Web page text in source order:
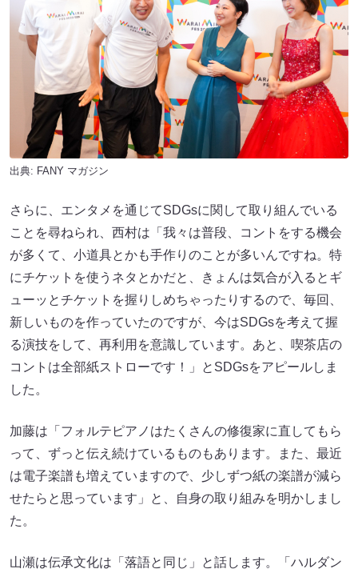
出典: FANY マガジン
さらに、エンタメを通じてSDGsに関して取り組んでいる
ことを尋ねられ、西村は「我々は普段、コントをする機会
が多くて、小道具とかも手作りのことが多いんですね。特
にチケットを使うネタとかだと、きょんは気合が入るとギ
ューッとチケットを握りしめちゃったりするので、毎回、
新しいものを作っていたのですが、今はSDGsを考えて握
る演技をして、再利用を意識しています。あと、喫茶店の
コントは全部紙ストローです！」とSDGsをアピールしま
した。
加藤は「フォルテピアノはたくさんの修復家に直してもら
って、ずっと伝え続けているものもあります。また、最近
は電子楽譜も増えていますので、少しずつ紙の楽譜が減ら
せたらと思っています」と、自身の取り組みを明かしまし
た。
山瀬は伝承文化は「落語と同じ」と話します。「ハルダン